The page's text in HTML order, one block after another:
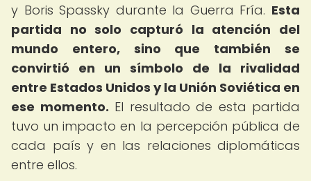
y Boris Spassky durante la Guerra Fría. Esta
partida no solo capturó la atención del
mundo entero, sino que también se
convirtió en un símbolo de la rivalidad
entre Estados Unidos y la Unión Soviética en
ese momento. El resultado de esta partida
tuvo un impacto en la percepción pública de
cada país y en las relaciones diplomáticas
entre ellos.